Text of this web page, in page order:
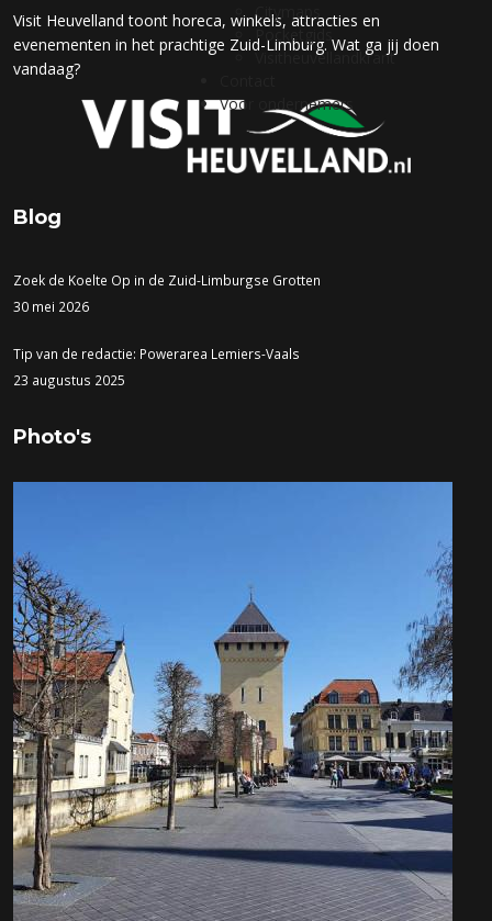
Citymaps
Pocketgids
Visitheuvellandkrant
Voor ondernemers
Visit Heuvelland toont horeca, winkels, attracties en
evenementen in het prachtige Zuid-Limburg. Wat ga jij doen
vandaag?
Blog
Zoek de Koelte Op in de Zuid-Limburgse Grotten
30 mei 2026
Tip van de redactie: Powerarea Lemiers-Vaals
23 augustus 2025
Photo's